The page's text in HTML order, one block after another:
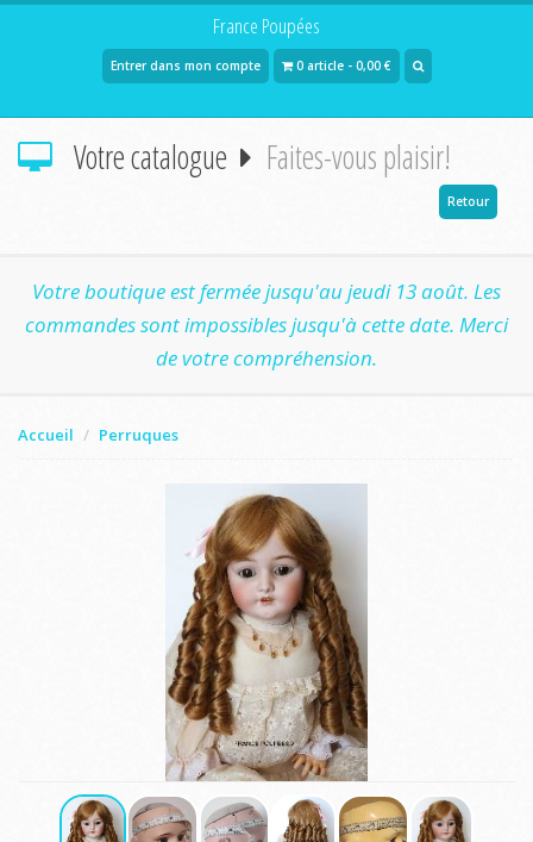
France Poupées
Entrer dans mon compte 0 article - 0,00 €
Votre catalogue Faites-vous plaisir!
Retour
Votre boutique est fermée jusqu'au jeudi 13 août. Les
commandes sont impossibles jusqu'à cette date. Merci
de votre compréhension.
Accueil Perruques